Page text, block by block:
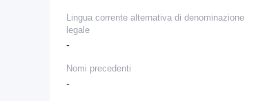
Lingua corrente alternativa di denominazione
legale
-
Nomi precedenti
-